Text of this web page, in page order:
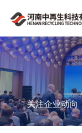
关注企业动向